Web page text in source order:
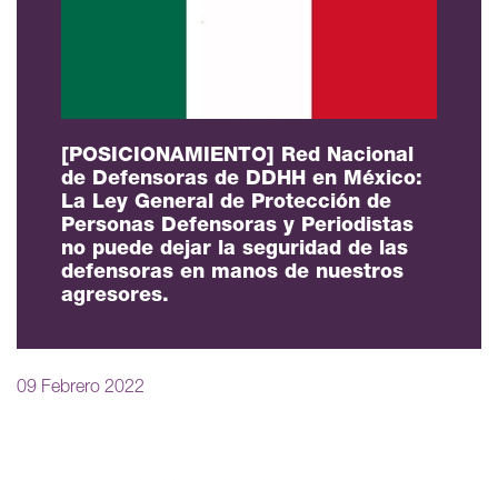
[POSICIONAMIENTO] Red Nacional
de Defensoras de DDHH en México:
La Ley General de Protección de
Personas Defensoras y Periodistas
no puede dejar la seguridad de las
defensoras en manos de nuestros
agresores.
09 Febrero 2022